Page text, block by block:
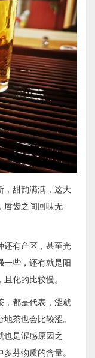
，甜韵满满，这大
唇齿之间回味无
还有产区，甚至光
一些，还有就是阳
化的比较慢。
，都是代表，涩就
茶也会比较涩。
也是涩感原因之
芬物质的含量。